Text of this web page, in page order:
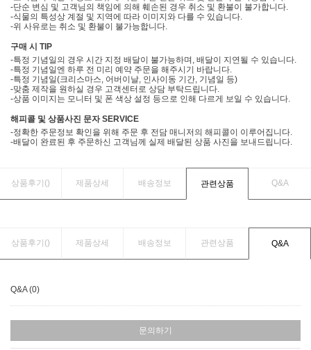
-단순 변심 및 고객님의 책임에 의해 훼손된 경우 취소 및 환불이 불가합니다.
-식물의 특성상 계절 및 지역에 따라 이미지와 다를 수 있습니다.
-위 사유로는 취소 및 환불이 불가능합니다.
구매 시 TIP
-특정 기념일의 경우 시간 지정 배달이 불가능하며, 배달이 지연될 수 있습니다.
-특정 기념일엔 하루 전 미리 예약 주문을 해주시기 바랍니다.
-특정 기념일(크리스마스, 어버이날, 인사이동 기간, 기념일 등)
-맞춤 제작을 원하실 경우 고객센터로 상담 부탁드립니다.
-상품 이미지는 모니터 및 폰 색상 설정 등으로 인해 다르게 보일 수 있습니다.
해피콜 및 상품사진 문자 SERVICE
-정확한 주문정보 확인을 위해 주문 후 전담 매니저의 해피콜이 이루어집니다.
-배달이 완료된 후 주문하신 고객님께 실제 배달된 상품 사진을 보내드립니다.
상품후기() 제품상세 배송정보 관련상품 Q&A
상품후기() 제품상세 배송정보 관련상품 Q&A
Q&A (0)
문의하기